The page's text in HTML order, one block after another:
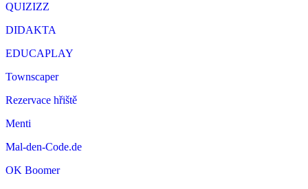
QUIZIZZ
DIDAKTA
EDUCAPLAY
Townscaper
Rezervace hřiště
Menti
Mal-den-Code.de
OK Boomer